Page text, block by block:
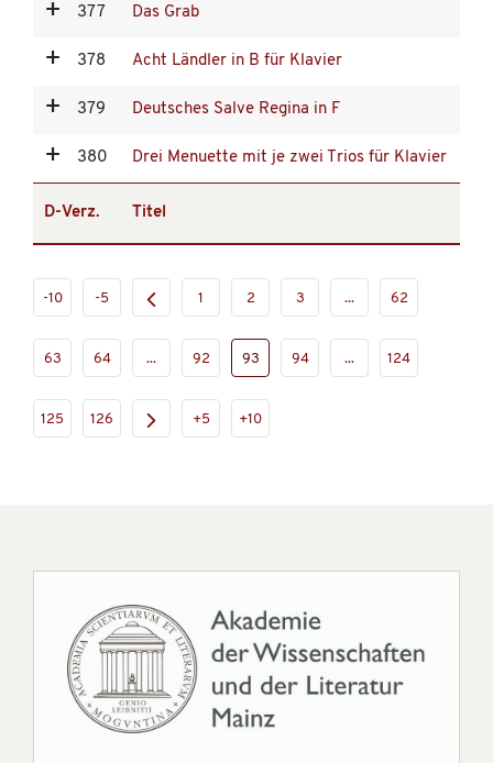
377 Das Grab
378 Acht Ländler in B für Klavier
379 Deutsches Salve Regina in F
380 Drei Menuette mit je zwei Trios für Klavier
D-Verz. Titel
-10 -5 1 2 3 ... 62
63 64 ... 92 93 94 ... 124
125 126 +5 +10